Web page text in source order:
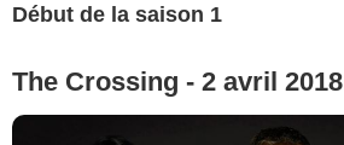
Début de la saison 1
The Crossing - 2 avril 2018